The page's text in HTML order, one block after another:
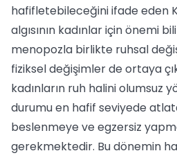
hafifletebileceğini ifade eden
algısının kadınlar için önemi
menopozla birlikte ruhsal
fiziksel değişimler de ortaya
kadınların ruh halini olumsuz
durumu en hafif seviyede
beslenmeye ve egzersiz
gerekmektedir. Bu dönemin